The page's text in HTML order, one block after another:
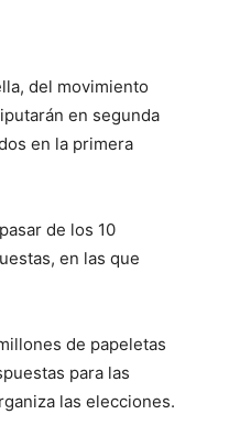
del movimiento
en segunda
en la primera
de los 10
en las que
de papeletas
para las
las elecciones.